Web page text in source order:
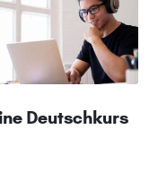
Deutschkurs